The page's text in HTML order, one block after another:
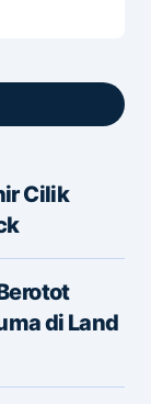
Cilik
di Land